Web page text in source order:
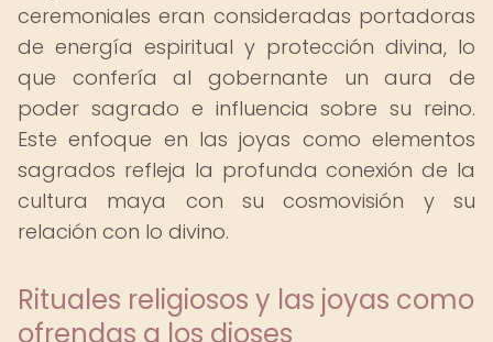
ceremoniales eran consideradas portadoras
de energía espiritual y protección divina, lo
que confería al gobernante un aura de
poder sagrado e influencia sobre su reino.
Este enfoque en las joyas como elementos
sagrados refleja la profunda conexión de la
cultura maya con su cosmovisión y su
relación con lo divino.
Rituales religiosos y las joyas como
ofrendas a los dioses